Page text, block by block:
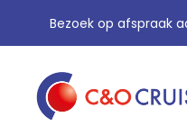
Bezoek op afspraak